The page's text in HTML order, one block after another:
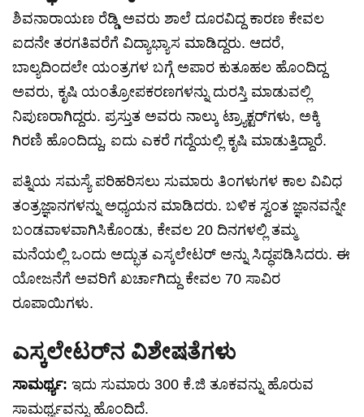
ಶಿವನಾರಾಯಣ ರೆಡ್ಡಿ ಅವರು ಶಾಲೆ ದೂರವಿದ್ದ ಕಾರಣ ಕೇವಲ
ಐದನೇ ತರಗತಿವರೆಗೆ ವಿದ್ಯಾಭ್ಯಾಸ ಮಾಡಿದ್ದರು. ಆದರೆ,
ಬಾಲ್ಯದಿಂದಲೇ ಯಂತ್ರಗಳ ಬಗ್ಗೆ ಅಪಾರ ಕುತೂಹಲ ಹೊಂದಿದ್ದ
ಅವರು, ಕೃಷಿ ಯಂತ್ರೋಪಕರಣಗಳನ್ನು ದುರಸ್ತಿ ಮಾಡುವಲ್ಲಿ
ನಿಪುಣರಾಗಿದ್ದರು. ಪ್ರಸ್ತುತ ಅವರು ನಾಲ್ಕು ಟ್ರ್ಯಾಕ್ಟರ್‌ಗಳು, ಅಕ್ಕಿ
ಗಿರಣಿ ಹೊಂದಿದ್ದು, ಐದು ಎಕರೆ ಗದ್ದೆಯಲ್ಲಿ ಕೃಷಿ ಮಾಡುತ್ತಿದ್ದಾರೆ.
ಪತ್ನಿಯ ಸಮಸ್ಯೆ ಪರಿಹರಿಸಲು ಸುಮಾರು ತಿಂಗಳುಗಳ ಕಾಲ ವಿವಿಧ
ತಂತ್ರಜ್ಞಾನಗಳನ್ನು ಅಧ್ಯಯನ ಮಾಡಿದರು. ಬಳಿಕ ಸ್ವಂತ ಜ್ಞಾನವನ್ನೇ
ಬಂಡವಾಳವಾಗಿಸಿಕೊಂಡು, ಕೇವಲ 20 ದಿನಗಳಲ್ಲಿ ತಮ್ಮ
ಮನೆಯಲ್ಲಿ ಒಂದು ಅದ್ಭುತ ಎಸ್ಕಲೇಟರ್ ಅನ್ನು ಸಿದ್ಧಪಡಿಸಿದರು. ಈ
ಯೋಜನೆಗೆ ಅವರಿಗೆ ಖರ್ಚಾಗಿದ್ದು ಕೇವಲ 70 ಸಾವಿರ
ರೂಪಾಯಿಗಳು.
ಎಸ್ಕಲೇಟರ್‌ನ ವಿಶೇಷತೆಗಳು
ಸಾಮರ್ಥ್ಯ: ಇದು ಸುಮಾರು 300 ಕೆ.ಜಿ ತೂಕವನ್ನು ಹೊರುವ
ಸಾಮರ್ಥ್ಯವನ್ನು ಹೊಂದಿದೆ.